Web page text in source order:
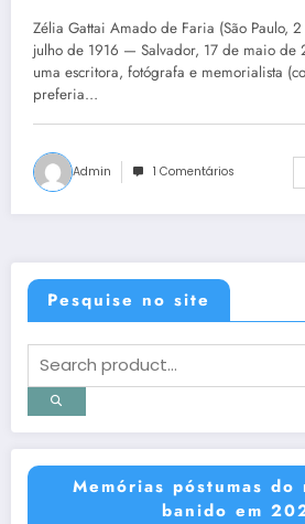
Zélia Gattai Amado de Faria (São Paulo,
julho de 1916 — Salvador, 17 de maio de
uma escritora, fotógrafa e memorialista
preferia…
Admin 1 Comentários
Pesquise no site
Memórias póstumas
banido em